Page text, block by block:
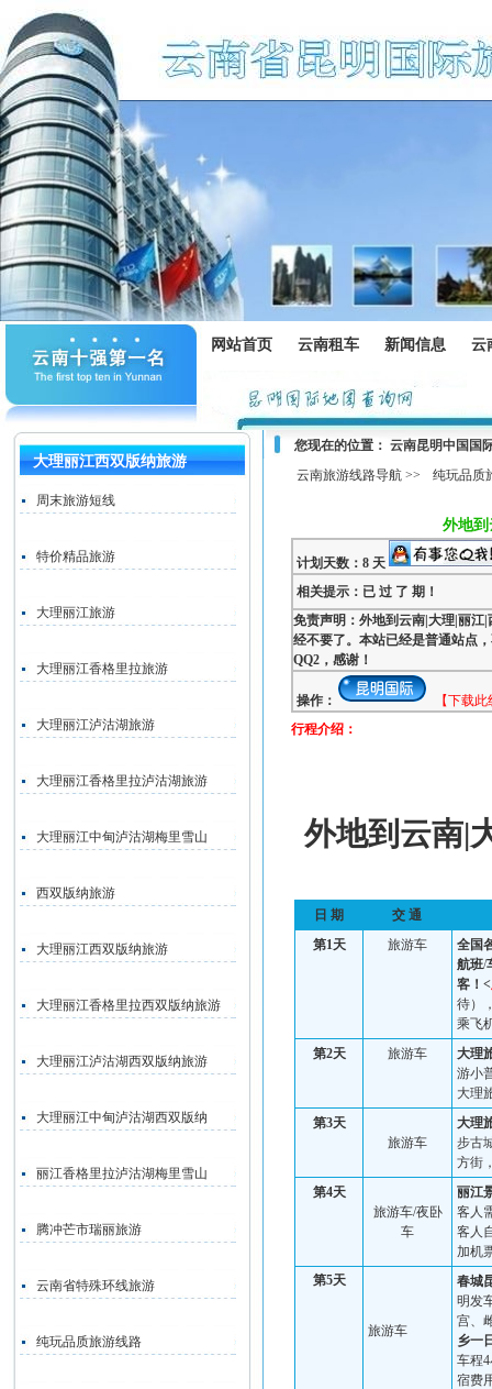
网站首页 云南租车 新闻信息 云
大理丽江西双版纳旅游
周末旅游短线
特价精品旅游
大理丽江旅游
大理丽江香格里拉旅游
大理丽江泸沽湖旅游
大理丽江香格里拉泸沽湖旅游
大理丽江中甸泸沽湖梅里雪山
西双版纳旅游
大理丽江西双版纳旅游
大理丽江香格里拉西双版纳旅游
大理丽江泸沽湖西双版纳旅游
大理丽江中甸泸沽湖西双版纳
丽江香格里拉泸沽湖梅里雪山
腾冲芒市瑞丽旅游
云南省特殊环线旅游
纯玩品质旅游线路
您现在的位置： 云南昆明中国国
云南旅游线路导航 >>
纯玩品质
外地到
计划天数：8 天
相关提示：已 过 了 期！
免责声明：外地到云南|大理|丽江
经不要了。本站已经是普通站点
QQ2，感谢！
操作：
【下载
行程介绍：
外地到云南|
日 期
交 通
第1天 旅游车
全国
航班/
客！<
待）
乘飞
第2天 旅游车 大理
游小
大理
第3天
旅游车
大理
步古
方街
第4天
旅游车/夜卧
车
丽江
客人
客人
加机
第5天
旅游车
春城
明发
宫、
乡一
车程4
宿费